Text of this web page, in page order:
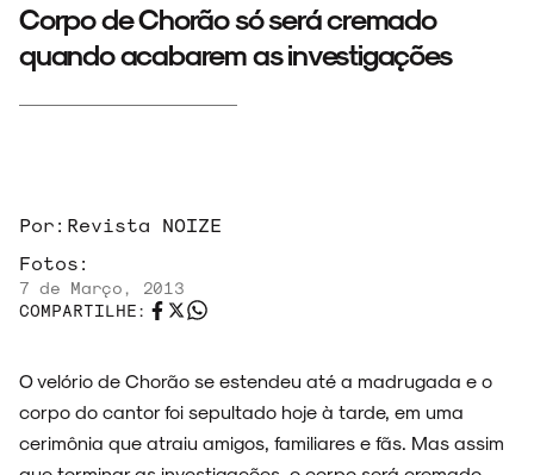
ESPECIAIS
FAIXA A FAIXA
Corpo de Chorão só será cremado
quando acabarem as investigações
Por: Revista NOIZE
Fotos:
7 de Março, 2013
COMPARTILHE:
O velório de Chorão se estendeu até a madrugada e o
corpo do cantor foi sepultado hoje à tarde, em uma
cerimônia que atraiu amigos, familiares e fãs. Mas assim